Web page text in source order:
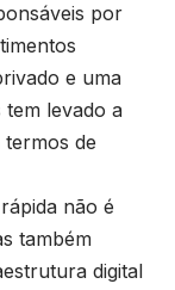
por
e uma
levado a
de
não é
também
digital